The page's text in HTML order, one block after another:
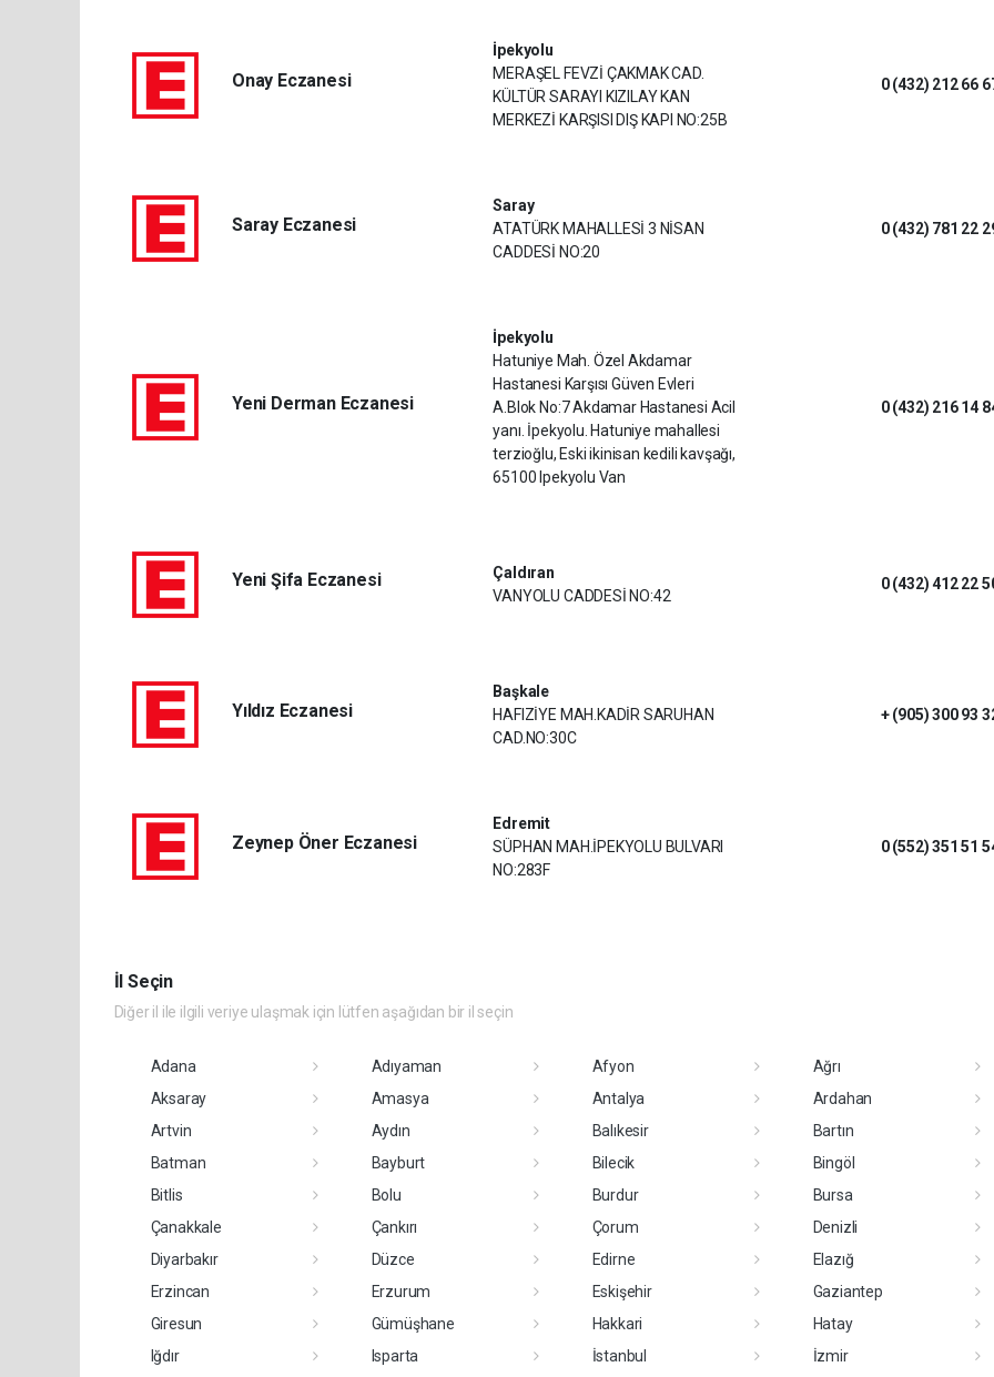
Onay Eczanesi
İpekyolu
MERAŞEL FEVZİ ÇAKMAK CAD.
KÜLTÜR SARAYI KIZILAY KAN
MERKEZİ KARŞISI DIŞ KAPI NO:25B
0 (432) 212 66
Saray Eczanesi
Saray
ATATÜRK MAHALLESİ 3 NİSAN
CADDESİ NO:20
0 (432) 781 22
Yeni Derman Eczanesi
İpekyolu
Hatuniye Mah. Özel Akdamar
Hastanesi Karşısı Güven Evleri
A.Blok No:7 Akdamar Hastanesi Acil
yanı. İpekyolu. Hatuniye mahallesi
terzioğlu, Eski ikinisan kedili kavşağı,
65100 Ipekyolu Van
0 (432) 216 14
Yeni Şifa Eczanesi
Çaldıran
VANYOLU CADDESİ NO:42
0 (432) 412 22
Yıldız Eczanesi
Başkale
HAFIZİYE MAH.KADİR SARUHAN
CAD.NO:30C
+ (905) 300 93
Zeynep Öner Eczanesi
Edremit
SÜPHAN MAH.İPEKYOLU BULVARI
NO:283F
0 (552) 351 51
İl Seçin
Diğer il ile ilgili veriye ulaşmak için lütfen aşağıdan bir il seçin
Adana Adıyaman Afyon
Ağrı
Aksaray
Amasya Antalya
Ardahan
Artvin
Aydın Balıkesir
Bartın
Batman
Bayburt Bilecik
Bingöl
Bitlis
Bolu Burdur
Bursa
Çanakkale
Çankırı Çorum
Denizli
Diyarbakır
Düzce Edirne
Elazığ
Erzincan
Erzurum Eskişehir
Gaziantep
Giresun
Gümüşhane Hakkari
Hatay
Iğdır
Isparta İstanbul
İzmir